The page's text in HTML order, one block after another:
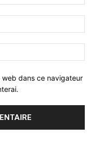
web dans ce navigateur